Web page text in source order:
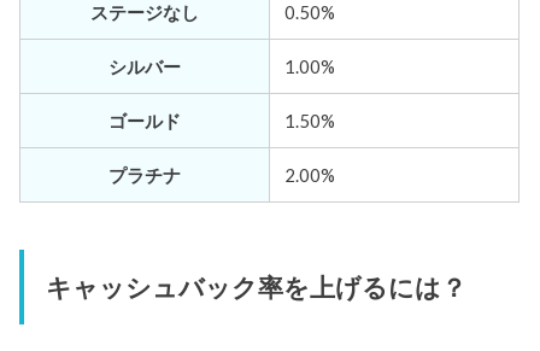
ステージなし 0.50%
シルバー 1.00%
ゴールド 1.50%
プラチナ 2.00%
キャッシュバック率を上げるには？